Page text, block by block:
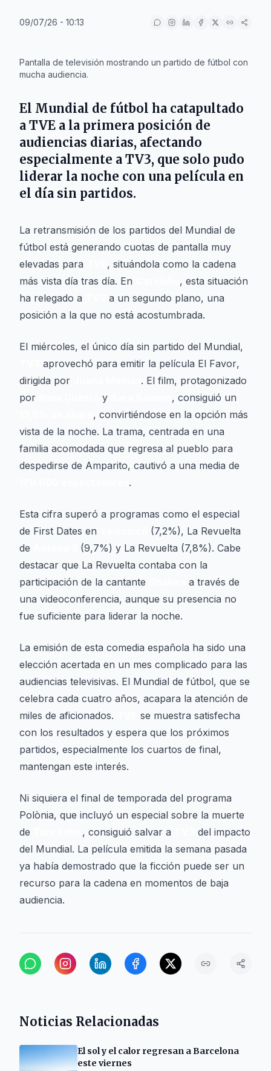
09/07/26 - 10:13
Pantalla de televisión mostrando un partido de fútbol con
mucha audiencia.
El Mundial de fútbol ha catapultado
a TVE a la primera posición de
audiencias diarias, afectando
especialmente a TV3, que solo pudo
liderar la noche con una película en
el día sin partidos.
La retransmisión de los partidos del Mundial de
fútbol está generando cuotas de pantalla muy
elevadas para
, situándola como la cadena
más vista día tras día. En
, esta situación
ha relegado a
a un segundo plano, una
posición a la que no está acostumbrada.
El miércoles, el único día sin partido del Mundial,
aprovechó para emitir la película El Favor,
dirigida por
. El film, protagonizado
por
y
, consiguió un
, convirtiéndose en la opción más
vista de la noche. La trama, centrada en una
familia acomodada que regresa al pueblo para
despedirse de Amparito, cautivó a una media de
.
Esta cifra superó a programas como el especial
de First Dates en (7,2%), La Revuelta
de
(9,7%) y La Revuelta (7,8%). Cabe
destacar que La Revuelta contaba con la
participación de la cantante
a través de
una videoconferencia, aunque su presencia no
fue suficiente para liderar la noche.
La emisión de esta comedia española ha sido una
elección acertada en un mes complicado para las
audiencias televisivas. El Mundial de fútbol, que se
celebra cada cuatro años, acapara la atención de
miles de aficionados.
se muestra satisfecha
con los resultados y espera que los próximos
partidos, especialmente los cuartos de final,
mantengan este interés.
Ni siquiera el final de temporada del programa
Polònia, que incluyó un especial sobre la muerte
de
, consiguió salvar a
del impacto
del Mundial. La película emitida la semana pasada
ya había demostrado que la ficción puede ser un
recurso para la cadena en momentos de baja
audiencia.
Noticias Relacionadas
El sol y el calor regresan a Barcelona
este viernes